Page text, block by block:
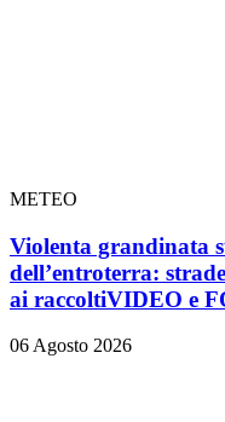
METEO
Violenta grandinata
dell’entroterra:
ai raccoltiVIDEO e
06 Agosto 2026